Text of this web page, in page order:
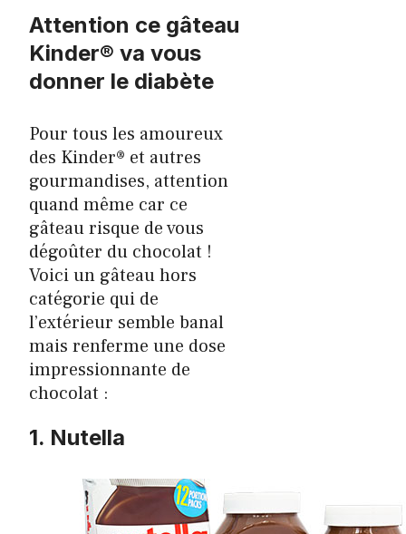
Attention ce gâteau
Kinder® va vous
donner le diabète
Pour tous les amoureux
des Kinder® et autres
gourmandises, attention
quand même car ce
gâteau risque de vous
dégoûter du chocolat !
Voici un gâteau hors
catégorie qui de
l’extérieur semble banal
mais renferme une dose
impressionnante de
chocolat :
1. Nutella